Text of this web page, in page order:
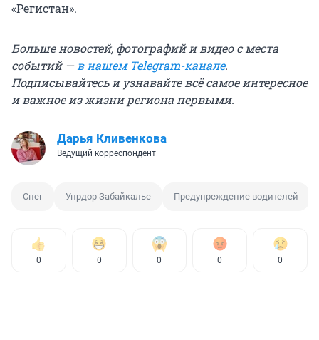
«Регистан».
Больше новостей, фотографий и видео с места
событий —в нашем Telegram-канале.
Подписывайтесь и узнавайте всё самое интересное
и важное из жизни региона первыми.
Дарья Кливенкова
Ведущий корреспондент
Снег Упрдор Забайкалье Предупреждение водителей
0 0 0 0 0